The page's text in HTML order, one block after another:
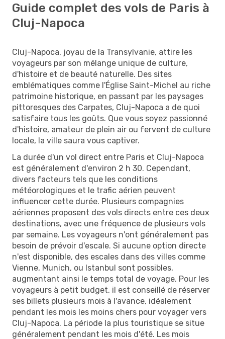
Guide complet des vols de Paris à
Cluj-Napoca
Cluj-Napoca, joyau de la Transylvanie, attire les
voyageurs par son mélange unique de culture,
d'histoire et de beauté naturelle. Des sites
emblématiques comme l'Église Saint-Michel au riche
patrimoine historique, en passant par les paysages
pittoresques des Carpates, Cluj-Napoca a de quoi
satisfaire tous les goûts. Que vous soyez passionné
d'histoire, amateur de plein air ou fervent de culture
locale, la ville saura vous captiver.
La durée d'un vol direct entre Paris et Cluj-Napoca
est généralement d'environ 2 h 30. Cependant,
divers facteurs tels que les conditions
météorologiques et le trafic aérien peuvent
influencer cette durée. Plusieurs compagnies
aériennes proposent des vols directs entre ces deux
destinations, avec une fréquence de plusieurs vols
par semaine. Les voyageurs n'ont généralement pas
besoin de prévoir d'escale. Si aucune option directe
n'est disponible, des escales dans des villes comme
Vienne, Munich, ou Istanbul sont possibles,
augmentant ainsi le temps total de voyage. Pour les
voyageurs à petit budget, il est conseillé de réserver
ses billets plusieurs mois à l'avance, idéalement
pendant les mois les moins chers pour voyager vers
Cluj-Napoca. La période la plus touristique se situe
généralement pendant les mois d'été. Les mois